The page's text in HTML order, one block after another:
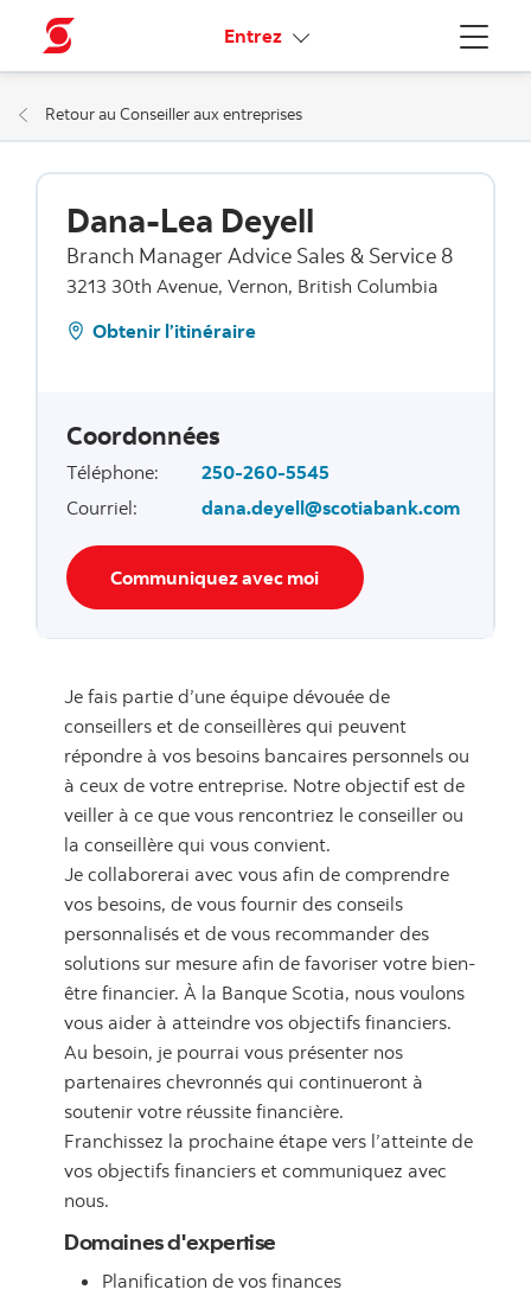
Menu
Entrez Liens connexes
Retour au Conseiller aux entreprises
Dana-Lea Deyell
Branch Manager Advice Sales & Service 8
3213 30th Avenue, Vernon, British Columbia
Obtenir l’itinéraire
Coordonnées
Téléphone:
250-260-5545
Courriel: dana.deyell@scotiabank.com
Communiquez avec moi
Je fais partie d’une équipe dévouée de
conseillers et de conseillères qui peuvent
répondre à vos besoins bancaires personnels ou
à ceux de votre entreprise. Notre objectif est de
veiller à ce que vous rencontriez le conseiller ou
la conseillère qui vous convient.
Je collaborerai avec vous afin de comprendre
vos besoins, de vous fournir des conseils
personnalisés et de vous recommander des
solutions sur mesure afin de favoriser votre bien-
être financier. À la Banque Scotia, nous voulons
vous aider à atteindre vos objectifs financiers.
Au besoin, je pourrai vous présenter nos
partenaires chevronnés qui continueront à
soutenir votre réussite financière.
Franchissez la prochaine étape vers l’atteinte de
vos objectifs financiers et communiquez avec
nous.
Domaines d'expertise
Planification de vos finances